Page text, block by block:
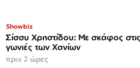
Showbiz
Σίσσυ Χρηστίδου: Με σκάφος στις
γωνιές των Χανίων
πριν 2 ώρες